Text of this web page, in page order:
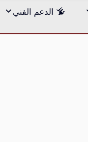
الدعم الفني